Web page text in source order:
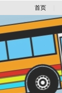
首页